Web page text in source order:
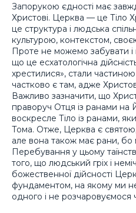
Запорукою єдності має
Христові. Церква — це Тіло
це структура і людська
культурою, контекстом,
Проте не можемо забувати і
що це есхатологічна
хрестилися», стали
частково є там, адже
Важливо зазначити, що
праворуч Отця із ранами на
воскресле Тіло із ранами,
Тома. Отже, Церква є
але вона також має рани, бо
Перебування у цьому
того, що людський гріх і
божественної дійсності
фундаментом, на якому ми
одного і не розчаровуємося